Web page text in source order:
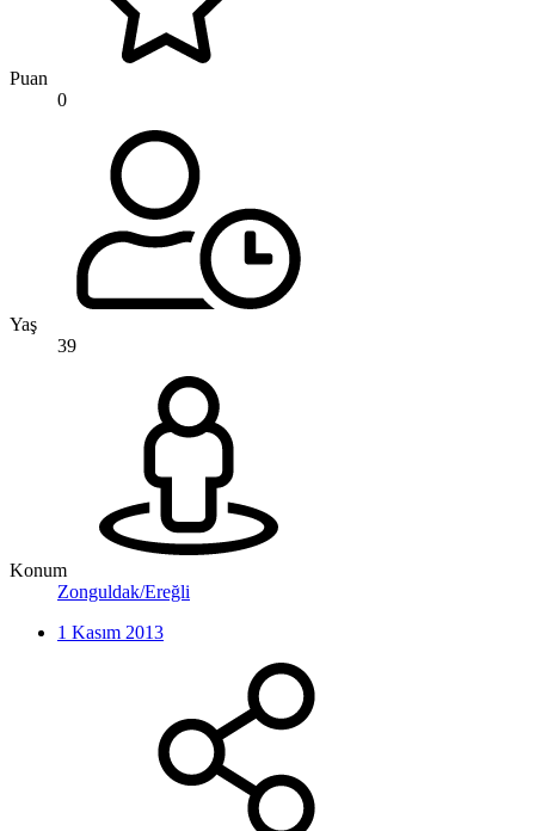
Puan
0
Yaş
39
Konum
Zonguldak/Ereğli
1 Kasım 2013